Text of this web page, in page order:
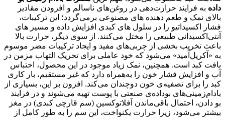
داده به فرایند حرارت‌دهی در روغن‌های ناسالم و افزودن مقادیر
بالای نمک و طعم‌ دهنده‌ های مصنوعی برمی‌گردد؛ این ترکیبات،
فشار اکسیداتیو را در سلول‌ های کبدی افزایش داده و مسیر های
آنتی‌اکسیدانی طبیعی را مختل می‌کنند. از سوی دیگر، حرارت بالا
باعث تخریب بخشی از چربی‌های مفید و ایجاد ترکیبات مضر موسوم
به «آکریل‌آمید» می‌شود که خود عاملی برای تحریک التهاب مزمن در
بافت کبد است. همچنین، نمک زیاد موجود در این محصول، احتباس
آب و افزایش فشار خون را به‌همراه دارد که غیر مستقیم، بار کاری
کبد را برای تصفیه‌ی خون دوچندان می‌کند. افزون بر این، بسیاری از
بادام‌زمینی‌های بو‌داده‌ی صنعتی با پوست تهیه می‌شوند و در فرایند
بو دادن، احتمال باقی‌ماندن آفلاتوکسین (سم قارچی کبدی) در مغز
بیشتر می‌شود، زیرا حرارت یکنواخت، این سم را به‌ طور کامل از